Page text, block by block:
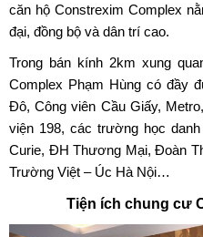
căn hộ Constrexim Complex
đại, đồng bộ và dân trí cao.
Trong bán kính 2km xung
Complex Phạm Hùng có đầy
Đô, Công viên Cầu Giấy,
viện 198, các trường học
Curie, ĐH Thương Mại, Đoàn
Trường Việt – Úc Hà Nội…
Tiện ích chung cư